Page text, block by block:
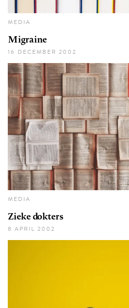
MEDIA
Migraine
16 DECEMBER 2002
MEDIA
Zieke dokters
8 APRIL 2002